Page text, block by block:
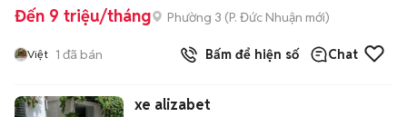
Đến 9 triệu/tháng Phường 3 (P. Đức Nhuận mới)
Việt 1 đã bán Bấm để hiện số Chat
xe alizabet